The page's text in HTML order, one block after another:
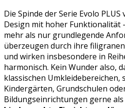
Die Spinde der Serie Evolo
Design mit hoher Funktionalität
mehr als nur grundlegende
überzeugen durch ihre
und wirken insbesondere in
harmonisch. Kein Wunder also,
klassischen Umkleidebereichen,
Kindergärten, Grundschulen
Bildungseinrichtungen gerne als